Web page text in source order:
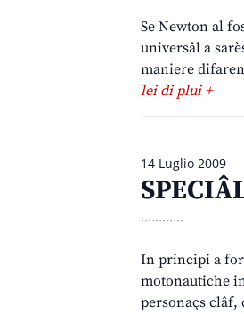
Se Newton al
universâl a
maniere
lei di plui +
14 Luglio 2009
............
In principi a
motonautiche
personaçs clâf,